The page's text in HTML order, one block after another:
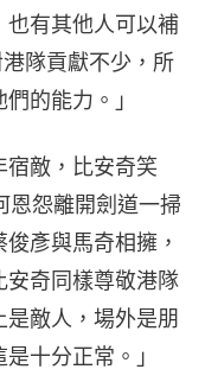
也有其他人可以補
隊貢獻不少，所
的能力。」
宿敵，比安奇笑
恩怨離開劍道一掃
彥與馬奇相擁，
安奇同樣尊敬港隊
敵人，場外是朋
十分正常。」